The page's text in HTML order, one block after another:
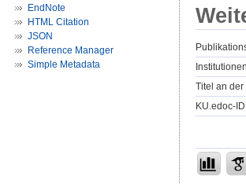
EndNote
HTML Citation
JSON
Reference Manager
Simple Metadata
Titel an
KU.edoc-